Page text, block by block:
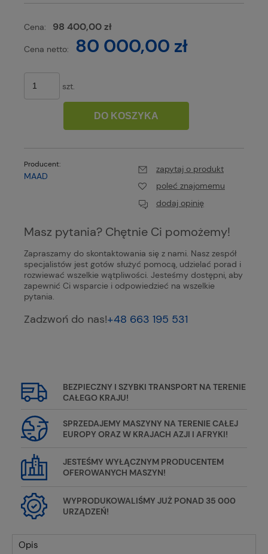
Cena: 98 400,00 zł
Cena netto: 80 000,00 zł
szt.
DO KOSZYKA
Producent:
MAAD
zapytaj o produkt
poleć znajomemu
dodaj opinię
Masz pytania? Chętnie Ci pomożemy!
Zapraszamy do skontaktowania się z nami. Nasz zespół
specjalistów jest gotów służyć pomocą, udzielać porad i
rozwiewać wszelkie wątpliwości. Jesteśmy dostępni, aby
zapewnić Ci wsparcie i odpowiedzieć na wszelkie
pytania.
Zadzwoń do nas!+48 663 195 531
BEZPIECZNY I SZYBKI TRANSPORT NA TERENIE
CAŁEGO KRAJU!
SPRZEDAJEMY MASZYNY NA TERENIE CAŁEJ
EUROPY ORAZ W KRAJACH AZJI I AFRYKI!
JESTEŚMY WYŁĄCZNYM PRODUCENTEM
OFEROWANYCH MASZYN!
WYPRODUKOWALIŚMY JUŻ PONAD 35 000
URZĄDZEŃ!
Opis